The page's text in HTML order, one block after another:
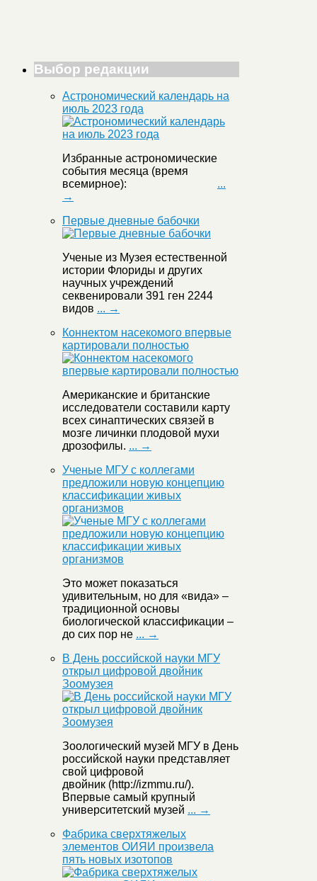
Выбор редакции
Астрономический календарь на
июль 2023 года
Избранные астрономические
события месяца (время
всемирное): ...
→
Первые дневные бабочки
Ученые из Музея естественной
истории Флориды и других
научных учреждений
секвенировали 391 ген 2244
видов ... →
Коннектом насекомого впервые
картировали полностью
Американские и британские
исследователи составили карту
всех синаптических связей в
мозге личинки плодовой мухи
дрозофилы. ... →
Ученые МГУ с коллегами
предложили новую концепцию
классификации живых
организмов
Это может показаться
удивительным, но для «вида» –
традиционной основы
биологической классификации –
до сих пор не ... →
В День российской науки МГУ
открыл цифровой двойник
Зоомузея
Зоологический музей МГУ в День
российской науки представляет
свой цифровой
двойник (http://izmmu.ru/).
Впервые самый крупный
университетский музей ... →
Фабрика сверхтяжелых
элементов ОИЯИ произвела
пять новых изотопов